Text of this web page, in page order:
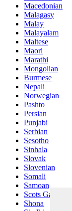
Macedonian
Malagasy
Malay
Malayalam
Maltese
Maori
Marathi
Mongolian
Burmese
Nepali
Norwegian
Pashto
Persian
Punjabi
Serbian
Sesotho
Sinhala
Slovak
Slovenian
Somali
Samoan
Scots Gaelic
Shona